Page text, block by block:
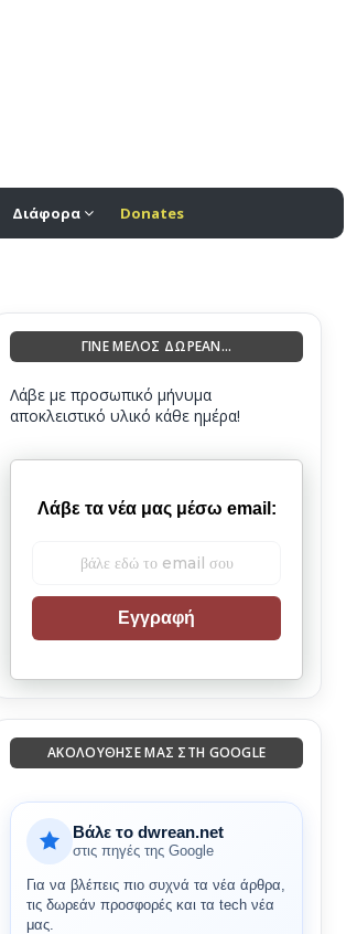
Διάφορα Donates
ΓΙΝΕ ΜΕΛΟΣ ΔΩΡΕΑΝ...
Λάβε με προσωπικό μήνυμα
αποκλειστικό υλικό κάθε ημέρα!
Λάβε τα νέα μας μέσω email:
Εγγραφή
ΑΚΟΛΟΎΘΗΣΈ ΜΑΣ ΣΤΗ GOOGLE
Βάλε το dwrean.net
στις πηγές της Google
Για να βλέπεις πιο συχνά τα νέα άρθρα,
τις δωρεάν προσφορές και τα tech νέα
μας.